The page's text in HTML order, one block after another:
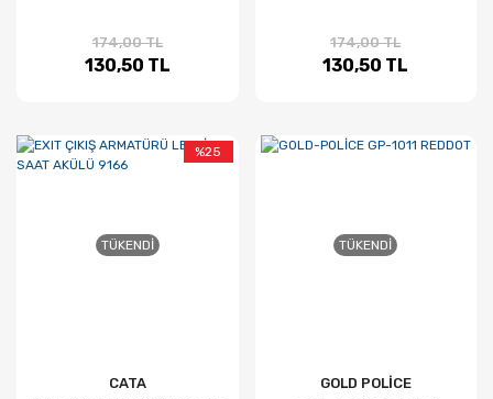
174,00 TL
130,50 TL
174,00 TL
130,50 TL
%25
TÜKENDI
CATA
TÜKENDI
GOLD POLİCE